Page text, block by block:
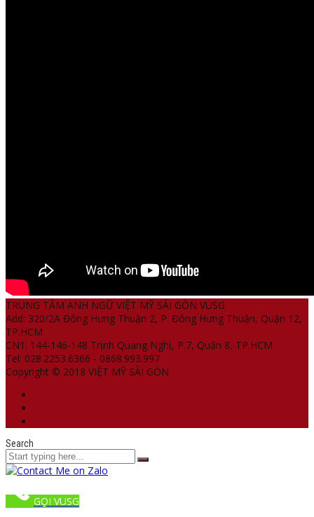
TRUNG TÂM ANH NGỮ VIỆT MỸ SÀI GÒN VUSG
Add: 320/2A Đông Hưng Thuận 2, P. Đông Hưng Thuận, Quận 12,
TP.HCM
CN1: 144-146-148 Trịnh Quang Nghị, P.7, Quận 8, TP.HCM
Tel: 028.2253.6366 - 0868.993.997
Copyright © 2018 VIỆT MỸ SÀI GÒN
Search
GỌI VUSG